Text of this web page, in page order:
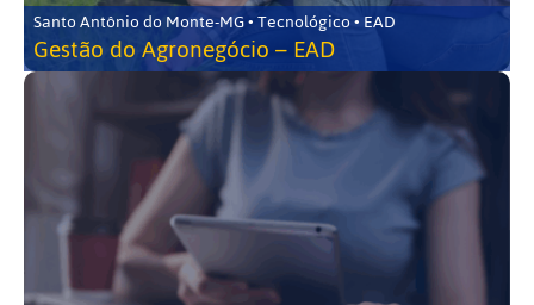
Santo Antônio do Monte-MG • Tecnológico • EAD
Gestão do Agronegócio – EAD